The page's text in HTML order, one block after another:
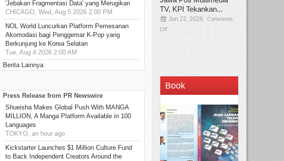
'Jebakan Fragmentasi Data' yang Merugikan
CHICAGO, Wed, Aug 5 2026 2:00 PM
NOL World Luncurkan Platform Pemesanan
Akomodasi bagi Penggemar K-Pop yang
Berkunjung ke Korea Selatan
Tue, Aug 4 2026 2:00 AM
Berita Lainnya
Press Release from PR Newswire
Shueisha Makes Global Push With MANGA
MILLION, A Manga Platform Available in 100
Languages
TOKYO, an hour ago
Kickstarter Launches $1 Million Culture Fund
to Back Independent Creators Around the
TV, KPI Tekankan...
Jun 22, 2026
Comments
Off
Book